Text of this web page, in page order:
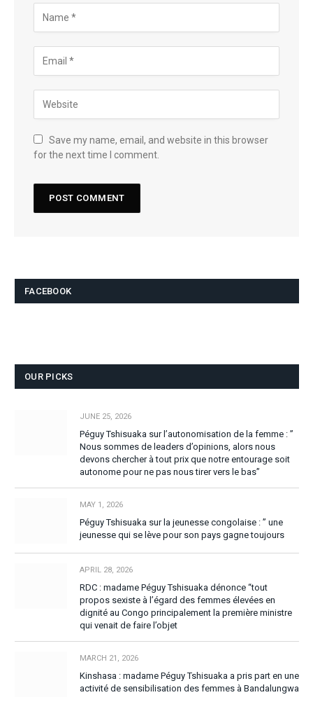
Save my name, email, and website in this browser
for the next time I comment.
FACEBOOK
OUR PICKS
JUNE 25, 2026
Péguy Tshisuaka sur l’autonomisation de la femme : ”
Nous sommes de leaders d’opinions, alors nous
devons chercher à tout prix que notre entourage soit
autonome pour ne pas nous tirer vers le bas”
MAY 1, 2026
Péguy Tshisuaka sur la jeunesse congolaise : ” une
jeunesse qui se lève pour son pays gagne toujours
APRIL 28, 2026
RDC : madame Péguy Tshisuaka dénonce “tout
propos sexiste à l’égard des femmes élevées en
dignité au Congo principalement la première ministre
qui venait de faire l’objet
MARCH 21, 2026
Kinshasa : madame Péguy Tshisuaka a pris part en une
activité de sensibilisation des femmes à Bandalungwa